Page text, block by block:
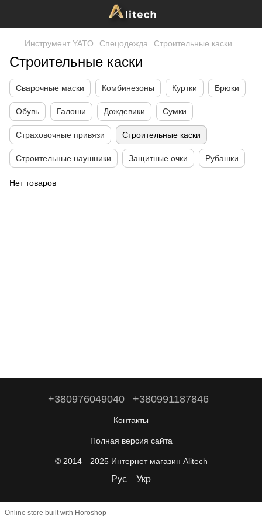
Инструмент YATO Спецодежда Строительные каски
Строительные каски
Сварочные маски Комбинезоны Куртки Брюки
Обувь Галоши Дождевики Сумки
Страховочные привязи Строительные каски
Строительные наушники Защитные очки Рубашки
Нет товаров
+380976049040 +380991187846
Контакты
Полная версия сайта
© 2014—2025 Интернет магазин Alitech
Рус Укр
Online store built with Horoshop